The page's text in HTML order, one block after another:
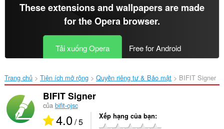
These extensions and wallpapers are made
for theOpera browser.
Tải xuống Opera Free for Android
Trang chủ Tiện ích mở rộng Quyền riêng tư & Bảo mật BIFIT Signer‎
BIFIT Signer
của bifit-ojsc
4.0/ 5 Xếp hạng của bạn